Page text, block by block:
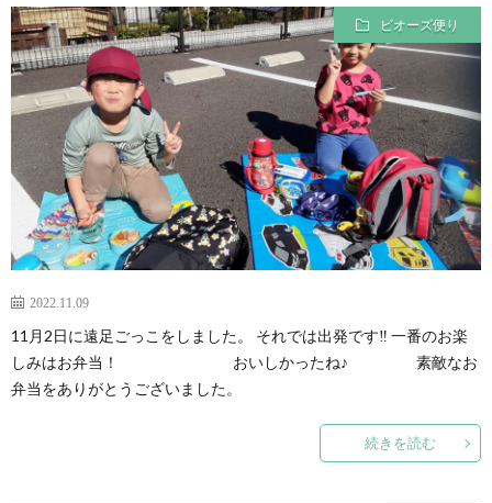
ビオーズ便り
2022.11.09
11月2日に遠足ごっこをしました。 それでは出発です‼ 一番のお楽
しみはお弁当！ おいしかったね♪ 素敵なお
弁当をありがとうございました。
続きを読む